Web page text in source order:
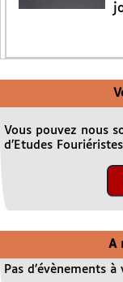
Vous pouvez nous
d’Etudes
A
Pas d’évènements à